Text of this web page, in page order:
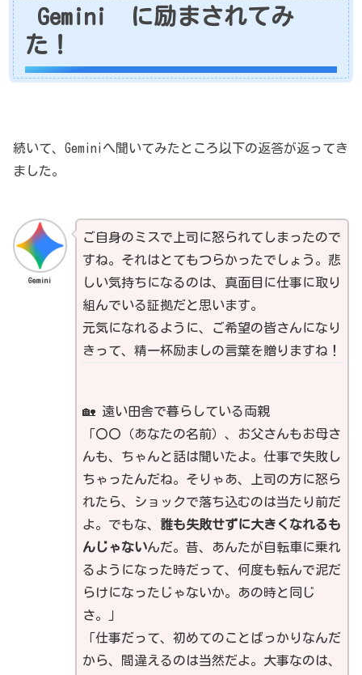
Gemini に励まされてみ
た！
続いて、Geminiへ聞いてみたところ以下の返答が返ってき
ました。
Gemini
ご自身のミスで上司に怒られてしまったので
すね。それはとてもつらかったでしょう。悲
しい気持ちになるのは、真面目に仕事に取り
組んでいる証拠だと思います。
元気になれるように、ご希望の皆さんになり
きって、精一杯励ましの言葉を贈りますね！
🏡 遠い田舎で暮らしている両親
「〇〇（あなたの名前）、お父さんもお母さ
んも、ちゃんと話は聞いたよ。仕事で失敗し
ちゃったんだね。そりゃあ、上司の方に怒ら
れたら、ショックで落ち込むのは当たり前だ
よ。でもな、 誰も失敗せずに大きくなれるも
んじゃないんだ。昔、あんたが自転車に乗れ
るようになった時だって、何度も転んで泥だ
らけになったじゃないか。あの時と同じ
さ。」
「仕事だって、初めてのことばっかりなんだ
から、間違えるのは当然だよ。大事なのは、